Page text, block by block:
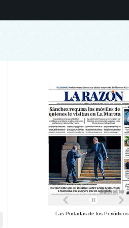
Las Portadas de los Periódicos